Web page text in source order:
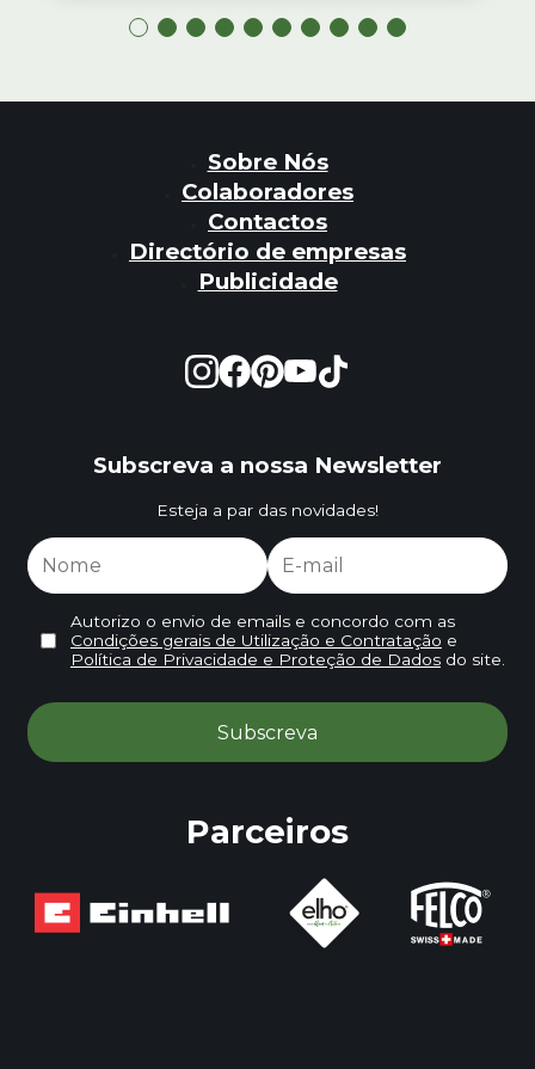
Sobre Nós
Colaboradores
Contactos
Directório de empresas
Publicidade
Subscreva a nossa Newsletter
Esteja a par das novidades!
Autorizo o envio de emails e concordo com as
Condições gerais de Utilização e Contratação e
Política de Privacidade e Proteção de Dadosdo site.
Parceiros